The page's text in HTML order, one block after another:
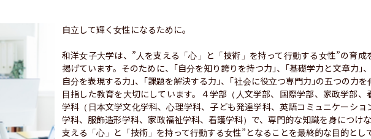
自立して輝く女性になるために。
和洋女子大学は、”人を支える「心」と「技術」を持って行動する女性”の育成
掲げています。そのために、｢自分を知り誇りを持つ力｣、｢基礎学力と文章力｣
自分を表現する力｣、｢課題を解決する力｣、｢社会に役立つ専門力｣の五つの力を
目指した教育を大切にしています。４学部（人文学部、国際学部、家政学部、
学科（日本文学文化学科、心理学科、子ども発達学科、英語コミュニケーショ
学科、服飾造形学科、家政福祉学科、看護学科）で、専門的な知識を身につけ
支える「心」と「技術」を持って行動する女性”となることを最終的な目的とし